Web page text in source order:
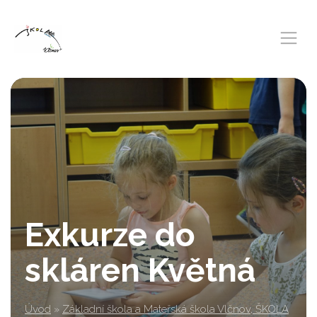
Exkurze do
skláren Květná
Úvod » Základní škola a Mateřská škola Vlčnov, ŠKOLA